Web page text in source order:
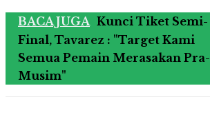
BACA JUGA Kunci Tiket Semi-
Final, Tavarez : "Target Kami
Semua Pemain Merasakan Pra-
Musim"